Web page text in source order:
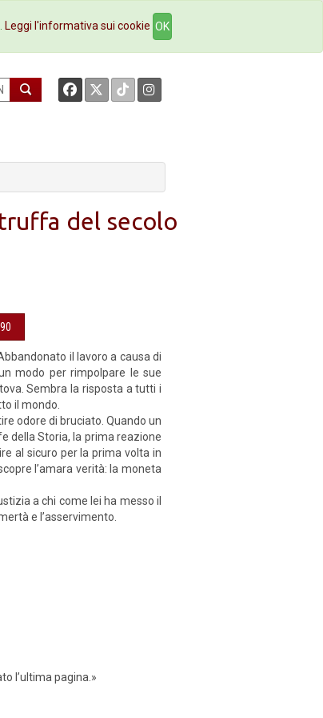
Contatti
del secolo
il lavoro a causa di
modo per rimpolpare le sue
Sembra la risposta a tutti i
il mondo.
odore di bruciato. Quando un
della Storia, la prima reazione
al sicuro per la prima volta in
l’amara verità: la moneta
a chi come lei ha messo il
e l’asservimento.
l’ultima pagina.»
Leggi l'informativa sui cookie OK